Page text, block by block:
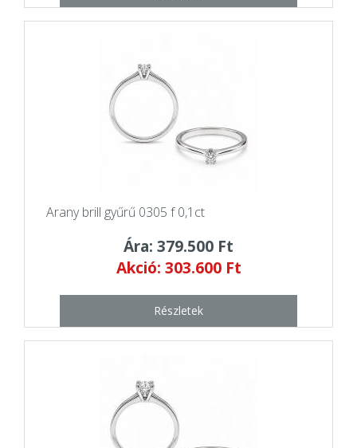
Arany brill gyűrű 0305 f 0,1ct
Ára: 379.500 Ft
Akció: 303.600 Ft
Részletek